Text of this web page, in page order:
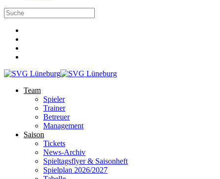
Team
Spieler
Trainer
Betreuer
Management
Saison
Tickets
News-Archiv
Spieltagsflyer & Saisonheft
Spielplan 2026/2027